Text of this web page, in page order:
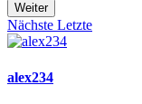
Weiter
Nächste Letzte
alex234